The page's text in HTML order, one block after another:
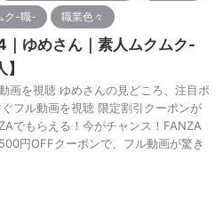
ク-職- 職業色々
ゆめさん｜素人ムクムク-
画を視聴 ゆめさんの見どころ、注目ポ
フル動画を視聴 限定割引クーポンが
でもらえる！今がチャンス！FANZA
円OFFクーポンで、フル動画が驚き